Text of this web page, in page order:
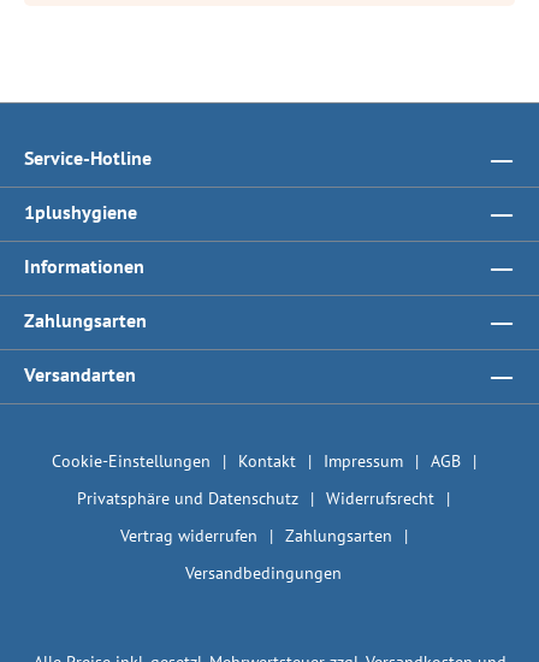
Service-Hotline
1plushygiene
Informationen
Zahlungsarten
Versandarten
Cookie-Einstellungen Kontakt Impressum
AGB
Privatsphäre und Datenschutz
Widerrufsrecht
Vertrag widerrufen
Zahlungsarten
Versandbedingungen